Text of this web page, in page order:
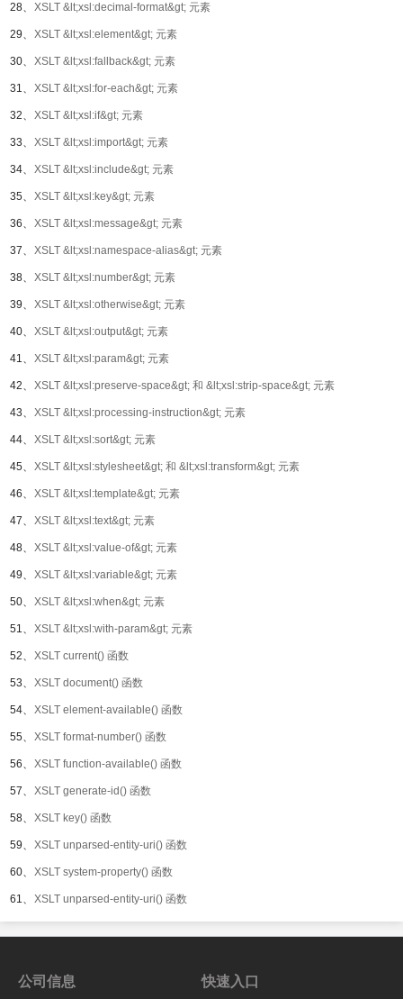
28、 XSLT &lt;xsl:decimal-format&gt; 元素
29、 XSLT &lt;xsl:element&gt; 元素
30、 XSLT &lt;xsl:fallback&gt; 元素
31、 XSLT &lt;xsl:for-each&gt; 元素
32、 XSLT &lt;xsl:if&gt; 元素
33、 XSLT &lt;xsl:import&gt; 元素
34、 XSLT &lt;xsl:include&gt; 元素
35、 XSLT &lt;xsl:key&gt; 元素
36、 XSLT &lt;xsl:message&gt; 元素
37、 XSLT &lt;xsl:namespace-alias&gt; 元素
38、 XSLT &lt;xsl:number&gt; 元素
39、 XSLT &lt;xsl:otherwise&gt; 元素
40、 XSLT &lt;xsl:output&gt; 元素
41、 XSLT &lt;xsl:param&gt; 元素
42、 XSLT &lt;xsl:preserve-space&gt; 和 &lt;xsl:strip-space&gt; 元素
43、 XSLT &lt;xsl:processing-instruction&gt; 元素
44、 XSLT &lt;xsl:sort&gt; 元素
45、 XSLT &lt;xsl:stylesheet&gt; 和 &lt;xsl:transform&gt; 元素
46、 XSLT &lt;xsl:template&gt; 元素
47、 XSLT &lt;xsl:text&gt; 元素
48、 XSLT &lt;xsl:value-of&gt; 元素
49、 XSLT &lt;xsl:variable&gt; 元素
50、 XSLT &lt;xsl:when&gt; 元素
51、 XSLT &lt;xsl:with-param&gt; 元素
52、 XSLT current() 函数
53、 XSLT document() 函数
54、 XSLT element-available() 函数
55、 XSLT format-number() 函数
56、 XSLT function-available() 函数
57、 XSLT generate-id() 函数
58、 XSLT key() 函数
59、 XSLT unparsed-entity-uri() 函数
60、 XSLT system-property() 函数
61、 XSLT unparsed-entity-uri() 函数
公司信息 快速入口